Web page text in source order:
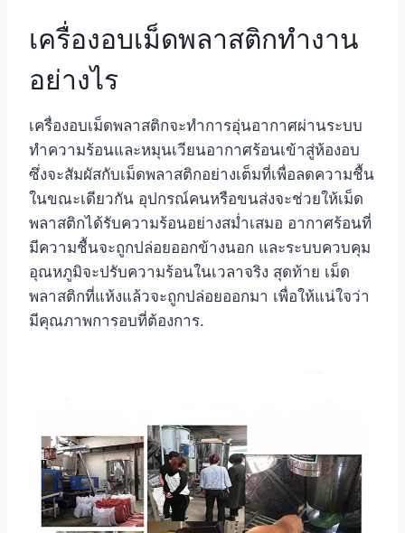
เครื่องอบเม็ดพลาสติกทำงาน
อย่างไร
เครื่องอบเม็ดพลาสติกจะทำการอุ่นอากาศผ่านระบบ
ทำความร้อนและหมุนเวียนอากาศร้อนเข้าสู่ห้องอบ
ซึ่งจะสัมผัสกับเม็ดพลาสติกอย่างเต็มที่เพื่อลดความชื้น
ในขณะเดียวกัน อุปกรณ์คนหรือขนส่งจะช่วยให้เม็ด
พลาสติกได้รับความร้อนอย่างสม่ำเสมอ อากาศร้อนที่
มีความชื้นจะถูกปล่อยออกข้างนอก และระบบควบคุม
อุณหภูมิจะปรับความร้อนในเวลาจริง สุดท้าย เม็ด
พลาสติกที่แห้งแล้วจะถูกปล่อยออกมา เพื่อให้แน่ใจว่า
มีคุณภาพการอบที่ต้องการ.